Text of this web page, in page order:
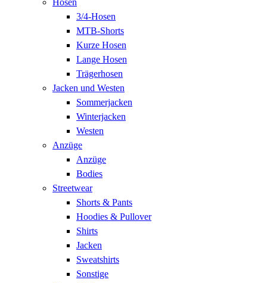
3/4-Hosen
MTB-Shorts
Kurze Hosen
Lange Hosen
Trägerhosen
Jacken und Westen
Sommerjacken
Winterjacken
Westen
Anzüge
Anzüge
Bodies
Streetwear
Shorts & Pants
Hoodies & Pullover
Shirts
Jacken
Sweatshirts
Sonstige